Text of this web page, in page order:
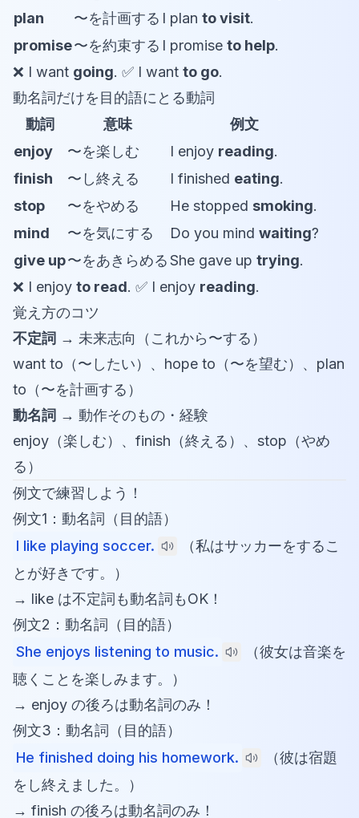
plan
〜を計画する I plan to visit.
promise〜を約束する I promise to help.
❌ I want going. ✅ I want to go.
動名詞だけを目的語にとる動詞
動詞
意味
例文
enjoy
〜を楽しむ I enjoy reading.
finish
〜し終える I finished eating.
stop
〜をやめる He stopped smoking.
mind
〜を気にする Do you mind waiting?
give up〜をあきらめるShe gave up trying.
❌ I enjoy to read. ✅ I enjoy reading.
覚え方のコツ
不定詞 → 未来志向（これから〜する）
want to（〜したい）、hope to（〜を望む）、plan
to（〜を計画する）
動名詞 → 動作そのもの・経験
enjoy（楽しむ）、finish（終える）、stop（やめ
る）
例文で練習しよう！
例文1：動名詞（目的語）
I like playing soccer.
（私はサッカーをするこ
とが好きです。）
→ like は不定詞も動名詞もOK！
例文2：動名詞（目的語）
She enjoys listening to music.
（彼女は音楽を
聴くことを楽しみます。）
→ enjoy の後ろは動名詞のみ！
例文3：動名詞（目的語）
He finished doing his homework.
（彼は宿題
をし終えました。）
→ finish の後ろは動名詞のみ！